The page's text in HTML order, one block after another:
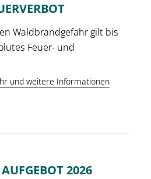
Waldbrandgefahr gilt bis
Feuer- und
und weitere Informationen
2026